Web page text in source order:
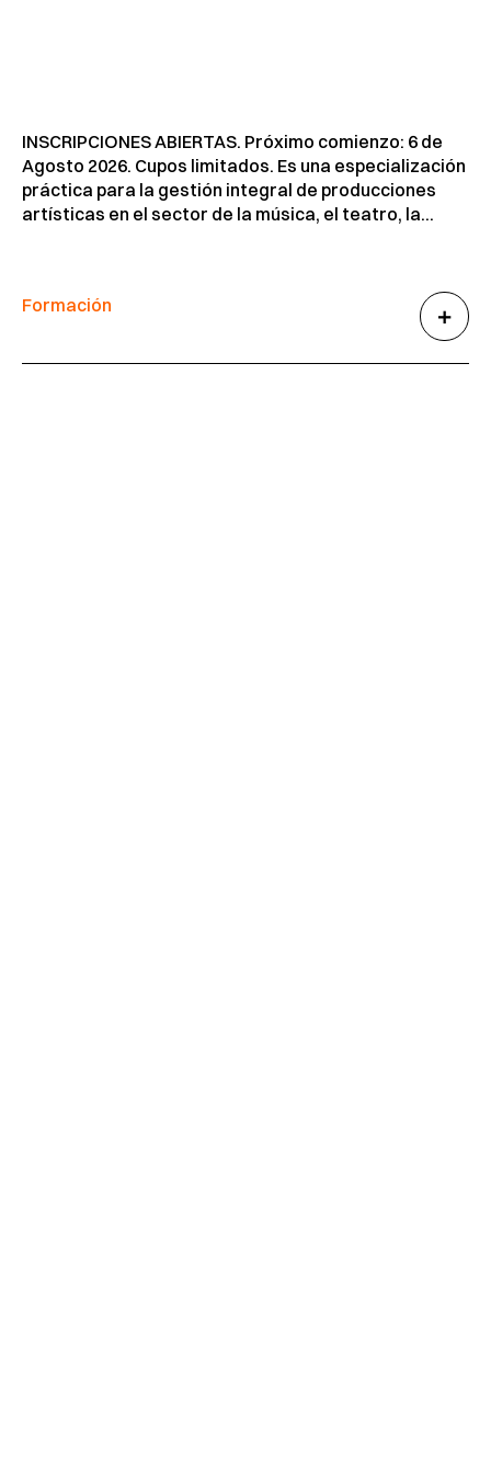
INSCRIPCIONES ABIERTAS. Próximo comienzo: 6 de
Agosto 2026. Cupos limitados. Es una especialización
práctica para la gestión integral de producciones
artísticas en el sector de la música, el teatro, la...
Formación